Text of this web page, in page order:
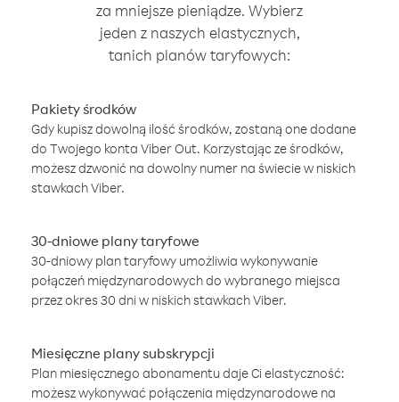
za mniejsze pieniądze. Wybierz
jeden z naszych elastycznych,
tanich planów taryfowych:
Pakiety środków
Gdy kupisz dowolną ilość środków, zostaną one dodane
do Twojego konta Viber Out. Korzystając ze środków,
możesz dzwonić na dowolny numer na świecie w niskich
stawkach Viber.
30-dniowe plany taryfowe
30-dniowy plan taryfowy umożliwia wykonywanie
połączeń międzynarodowych do wybranego miejsca
przez okres 30 dni w niskich stawkach Viber.
Miesięczne plany subskrypcji
Plan miesięcznego abonamentu daje Ci elastyczność:
możesz wykonywać połączenia międzynarodowe na